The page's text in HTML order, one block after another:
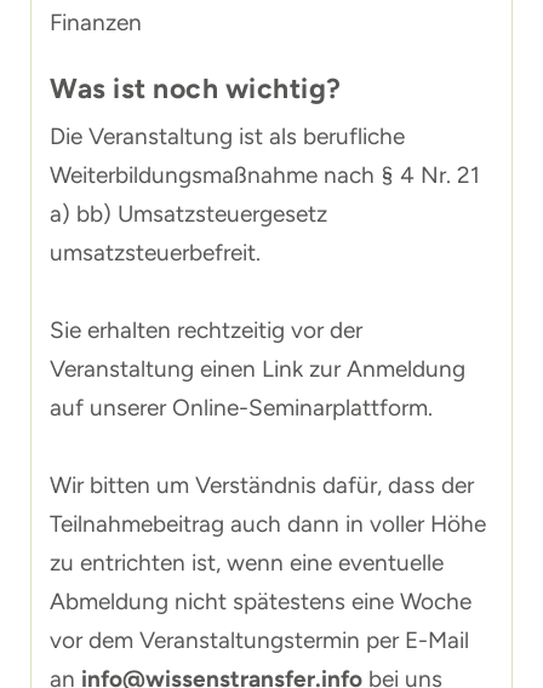
Finanzen
Was ist noch wichtig?
Die Veranstaltung ist als berufliche
Weiterbildungsmaßnahme nach § 4 Nr. 21
a) bb) Umsatzsteuergesetz
umsatzsteuerbefreit.
Sie erhalten rechtzeitig vor der
Veranstaltung einen Link zur Anmeldung
auf unserer Online-Seminarplattform.
Wir bitten um Verständnis dafür, dass der
Teilnahmebeitrag auch dann in voller Höhe
zu entrichten ist, wenn eine eventuelle
Abmeldung nicht spätestens eine Woche
vor dem Veranstaltungstermin per E-Mail
an info@wissenstransfer.info bei uns